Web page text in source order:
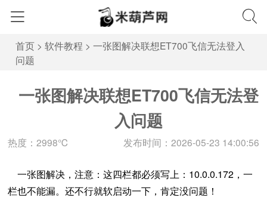
首页 > 软件教程 > 一张图解决联想ET700飞信无法登入
问题
一张图解决联想ET700飞信无法登
入问题
热度：2998℃ 发布时间：2026-05-23 14:00:56
一张图解决，注意：这四栏都必须写上：10.0.0.172，一
栏也不能漏。还不行就软启动一下，肯定没问题！